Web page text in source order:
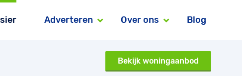
Adverteren Over ons Blog
Bekijk woningaanbod